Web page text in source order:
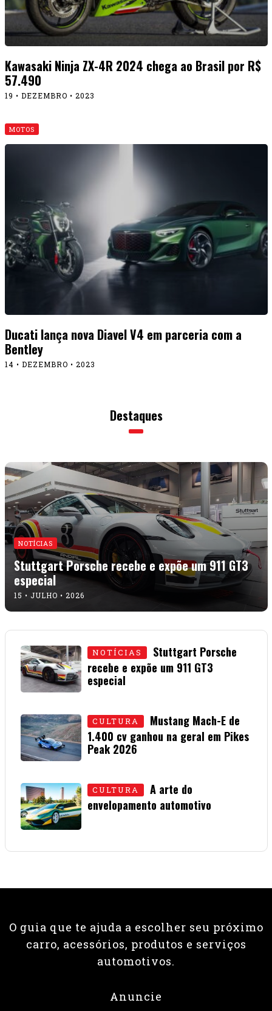
Kawasaki Ninja ZX-4R 2024 chega ao Brasil por R$
57.490
19 • DEZEMBRO • 2023
MOTOS
Ducati lança nova Diavel V4 em parceria com a
Bentley
14 • DEZEMBRO • 2023
Destaques
NOTÍCIAS
Stuttgart Porsche recebe e expõe um 911 GT3
especial
15 • JULHO • 2026
NOTÍCIAS
Stuttgart Porsche
recebe e expõe um 911 GT3
especial
CULTURA
Mustang Mach-E de
1.400 cv ganhou na geral em Pikes
Peak 2026
CULTURA
A arte do
envelopamento automotivo
O guia que te ajuda a escolher seu próximo
carro, acessórios, produtos e serviços
automotivos.
Anuncie